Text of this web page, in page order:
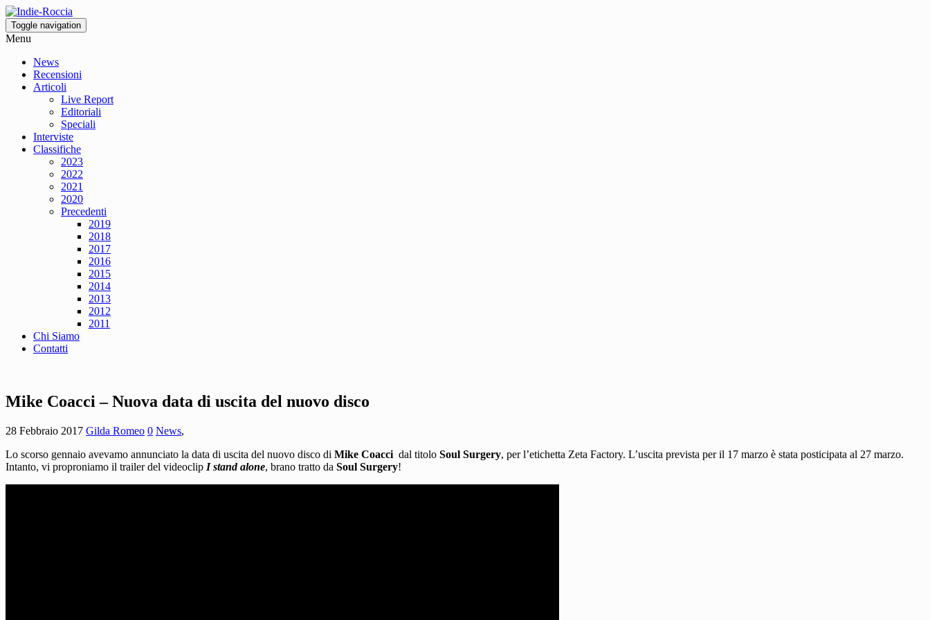
Toggle navigation
Menu
News
Recensioni
Articoli
Live Report
Editoriali
Speciali
Interviste
Classifiche
2023
2022
2021
2020
Precedenti
2019
2018
2017
2016
2015
2014
2013
2012
2011
Chi Siamo
Contatti
Mike Coacci – Nuova data di uscita del nuovo disco
28 Febbraio 2017 Gilda Romeo 0 News,
Lo scorso gennaio avevamo annunciato la data di uscita del nuovo disco di Mike Coacci dal titolo Soul Surgery, per l’etichetta Zeta Factory. L’uscita prevista per il 17 marzo è stata posticipata al 27 marzo.
Intanto, vi proproniamo il trailer del videoclip I stand alone, brano tratto da Soul Surgery!